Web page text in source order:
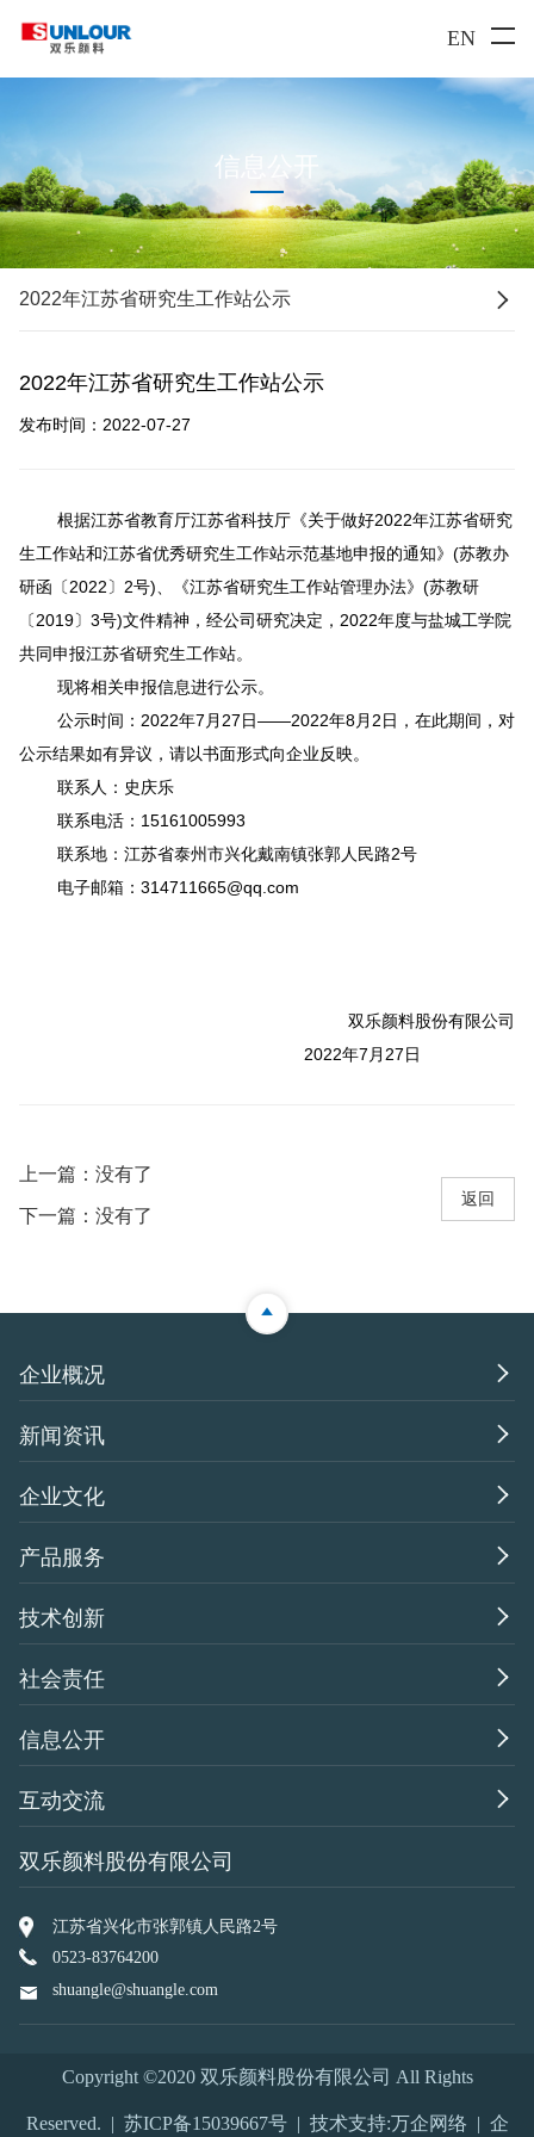
EN
信息公开
2022年江苏省研究生工作站公示 
2022年江苏省研究生工作站公示
发布时间：2022-07-27
根据江苏省教育厅江苏省科技厅《关于做好2022年江苏省研究
生工作站和江苏省优秀研究生工作站示范基地申报的通知》(苏教办
研函〔2022〕2号)
《江苏省研究生工作站管理办法》(苏教研
〔2019〕3号)文件精神 ，经公司研究决定， 2022年度与盐城工学院
共同申报江苏省研究生工作站。
现将相关申报信息进行公示。
公示时间：2022年7月27日——2022年8月2日，在此期间，对
公示结果如有异议，请以书面形式向企业反映。
联系人：史庆乐
联系电活：15161005993
联系地：江苏省泰州市兴化戴南镇张郭人民路2号
电子邮箱：314711665@qq.com
双乐颜料股份有限公司
2022年7月27日
上一篇：没有了
下一篇：没有了
返回
企业概况 
新闻资讯 
企业文化 
产品服务 
技术创新 
社会责任 
信息公开 
互动交流 
双乐颜料股份有限公司
江苏省兴化市张郭镇人民路2号
0523-83764200
shuangle@shuangle.com
Copyright ©2020 双乐颜料股份有限公司 All Rights
Reserved. | 苏ICP备15039667号| 技术支持:万企网络 | 企